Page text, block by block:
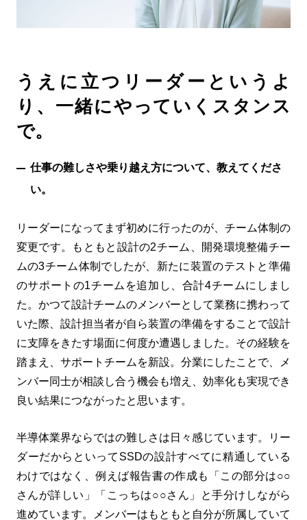
うえに立つリーダーというよ
り、一緒にやっていくスタンス
で。
仕事の難しさや乗り越え方について、教えてくださ
い。
リーダーになってまず初めに行ったのが、チーム体制の
変更です。もともと設計の2チーム、開発環境整備チー
ムの3チーム体制でしたが、新たに装置のテストと準備
のサポートの1チームを追加し、合計4チームにしまし
た。かつて設計チームのメンバーとして業務に携わって
いた際、設計担当者が自ら装置の準備をすることで設計
に支障をきたす場面に何度か遭遇しました。その経験を
踏まえ、サポートチームを新設。分業にしたことで、メ
ンバー同士が相談し合う機会も増え、効率化も実現でき
良い結果につながったと思います。
半導体業界ならではの難しさは日々感じています。リー
ダーだからといってSSDの設計すべてに精通している
わけではなく、例えば報告書の作成も「この部分は○○
さんが詳しい」「こっちは○○さん」と手分けしながら
進めています。メンバーはもともと自分が所属していて